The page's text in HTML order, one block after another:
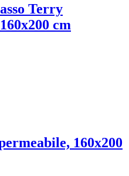
Terry
cm
160x200